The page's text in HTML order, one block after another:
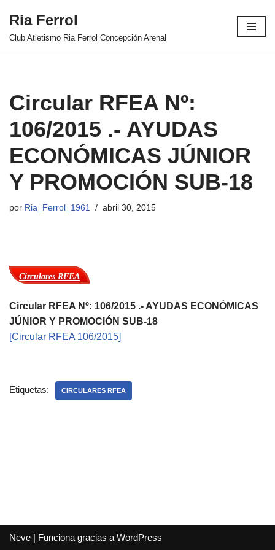
Saltar
Ria Ferrol
Club Atletismo Ria Ferrol Concepción Arenal
Circular RFEA Nº:
106/2015 .- AYUDAS
ECONÓMICAS JÚNIOR
Y PROMOCIÓN SUB-18
por Ria_Ferrol_1961 abril 30, 2015
Circulares RFEA
Circular RFEA Nº: 106/2015 .- AYUDAS ECONÓMICAS
JÚNIOR Y PROMOCIÓN SUB-18
[Circular RFEA 106/2015]
Etiquetas: CIRCULARES RFEA
Neve | Funciona gracias a WordPress